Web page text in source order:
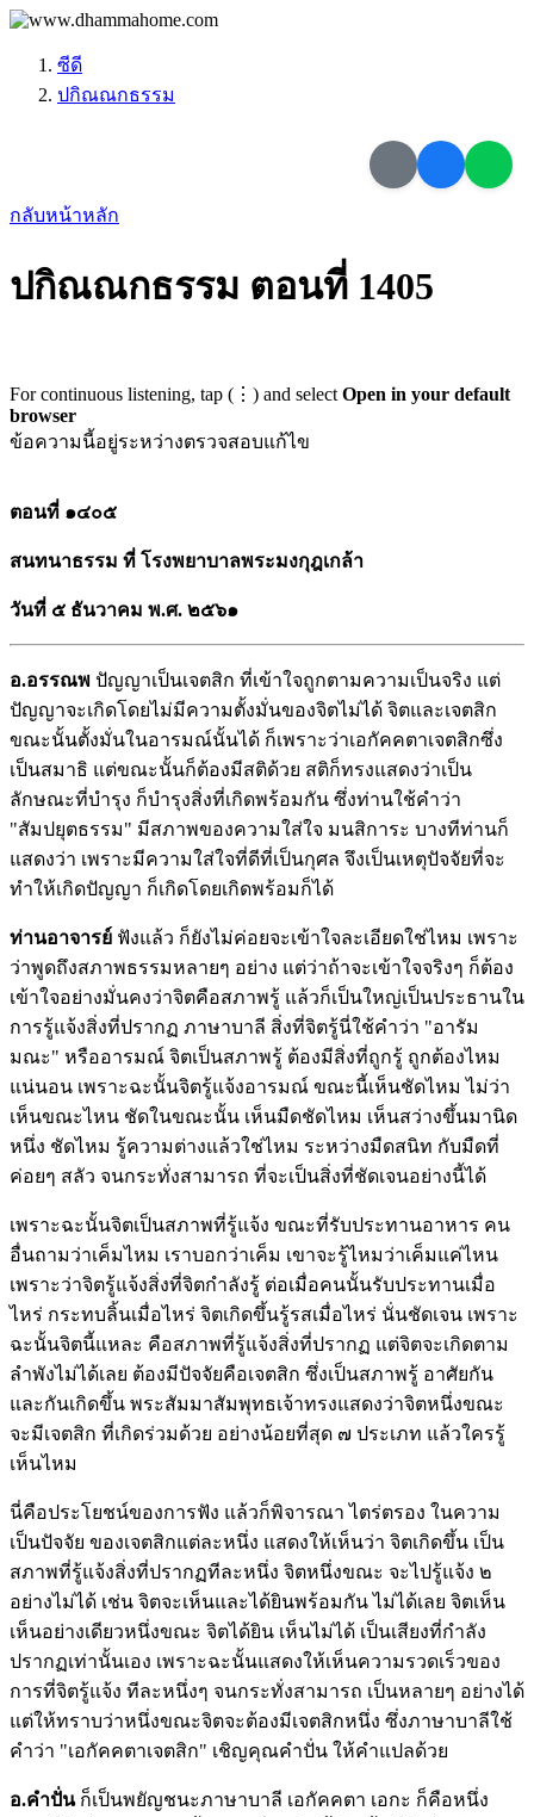
ซีดี
ปกิณณกธรรม
กลับหน้าหลัก
ปกิณณกธรรม ตอนที่ 1405
For continuous listening, tap (⋮) and select Open in your default
browser
ข้อความนี้อยู่ระหว่างตรวจสอบแก้ไข
ตอนที่ ๑๔๐๕
สนทนาธรรม ที่ โรงพยาบาลพระมงกุฎเกล้า
วันที่ ๕ ธันวาคม พ.ศ. ๒๕๖๑
อ.อรรณพ ปัญญาเป็นเจตสิก ที่เข้าใจถูกตามความเป็นจริง แต่
ปัญญาจะเกิดโดยไม่มีความตั้งมั่นของจิตไม่ได้ จิตและเจตสิก
ขณะนั้นตั้งมั่นในอารมณ์นั้นได้ ก็เพราะว่าเอกัคคตาเจตสิกซึ่ง
เป็นสมาธิ แต่ขณะนั้นก็ต้องมีสติด้วย สติก็ทรงแสดงว่าเป็น
ลักษณะที่บำรุง ก็บำรุงสิ่งที่เกิดพร้อมกัน ซึ่งท่านใช้คำว่า
"สัมปยุตธรรม" มีสภาพของความใส่ใจ มนสิการะ บางทีท่านก็
แสดงว่า เพราะมีความใส่ใจที่ดีที่เป็นกุศล จึงเป็นเหตุปัจจัยที่จะ
ทำให้เกิดปัญญา ก็เกิดโดยเกิดพร้อมก็ได้
ท่านอาจารย์ ฟังแล้ว ก็ยังไม่ค่อยจะเข้าใจละเอียดใช่ไหม เพราะ
ว่าพูดถึงสภาพธรรมหลายๆ อย่าง แต่ว่าถ้าจะเข้าใจจริงๆ ก็ต้อง
เข้าใจอย่างมั่นคงว่าจิตคือสภาพรู้ แล้วก็เป็นใหญ่เป็นประธานใน
การรู้แจ้งสิ่งที่ปรากฏ ภาษาบาลี สิ่งที่จิตรู้นี่ใช้คำว่า "อารัม
มณะ" หรืออารมณ์ จิตเป็นสภาพรู้ ต้องมีสิ่งที่ถูกรู้ ถูกต้องไหม
แน่นอน เพราะฉะนั้นจิตรู้แจ้งอารมณ์ ขณะนี้เห็นชัดไหม ไม่ว่า
เห็นขณะไหน ชัดในขณะนั้น เห็นมืดชัดไหม เห็นสว่างขึ้นมานิด
หนึ่ง ชัดไหม รู้ความต่างแล้วใช่ไหม ระหว่างมืดสนิท กับมืดที่
ค่อยๆ สลัว จนกระทั่งสามารถ ที่จะเป็นสิ่งที่ชัดเจนอย่างนี้ได้
เพราะฉะนั้นจิตเป็นสภาพที่รู้แจ้ง ขณะที่รับประทานอาหาร คน
อื่นถามว่าเค็มไหม เราบอกว่าเค็ม เขาจะรู้ไหมว่าเค็มแค่ไหน
เพราะว่าจิตรู้แจ้งสิ่งที่จิตกำลังรู้ ต่อเมื่อคนนั้นรับประทานเมื่อ
ไหร่ กระทบลิ้นเมื่อไหร่ จิตเกิดขึ้นรู้รสเมื่อไหร่ นั่นชัดเจน เพราะ
ฉะนั้นจิตนี้แหละ คือสภาพที่รู้แจ้งสิ่งที่ปรากฏ แต่จิตจะเกิดตาม
ลำพังไม่ได้เลย ต้องมีปัจจัยคือเจตสิก ซึ่งเป็นสภาพรู้ อาศัยกัน
และกันเกิดขึ้น พระสัมมาสัมพุทธเจ้าทรงแสดงว่าจิตหนึ่งขณะ
จะมีเจตสิก ที่เกิดร่วมด้วย อย่างน้อยที่สุด ๗ ประเภท แล้วใครรู้
เห็นไหม
นี่คือประโยชน์ของการฟัง แล้วก็พิจารณา ไตร่ตรอง ในความ
เป็นปัจจัย ของเจตสิกแต่ละหนึ่ง แสดงให้เห็นว่า จิตเกิดขึ้น เป็น
สภาพที่รู้แจ้งสิ่งที่ปรากฏทีละหนึ่ง จิตหนึ่งขณะ จะไปรู้แจ้ง ๒
อย่างไม่ได้ เช่น จิตจะเห็นและได้ยินพร้อมกัน ไม่ได้เลย จิตเห็น
เห็นอย่างเดียวหนึ่งขณะ จิตได้ยิน เห็นไม่ได้ เป็นเสียงที่กำลัง
ปรากฏเท่านั้นเอง เพราะฉะนั้นแสดงให้เห็นความรวดเร็วของ
การที่จิตรู้แจ้ง ทีละหนึ่งๆ จนกระทั่งสามารถ เป็นหลายๆ อย่างได้
แต่ให้ทราบว่าหนึ่งขณะจิตจะต้องมีเจตสิกหนึ่ง ซึ่งภาษาบาลีใช้
คำว่า "เอกัคคตาเจตสิก" เชิญคุณคำปั่น ให้คำแปลด้วย
อ.คำปั่นก็เป็นพยัญชนะภาษาบาลี เอกัคคตา เอกะ ก็คือหนึ่ง